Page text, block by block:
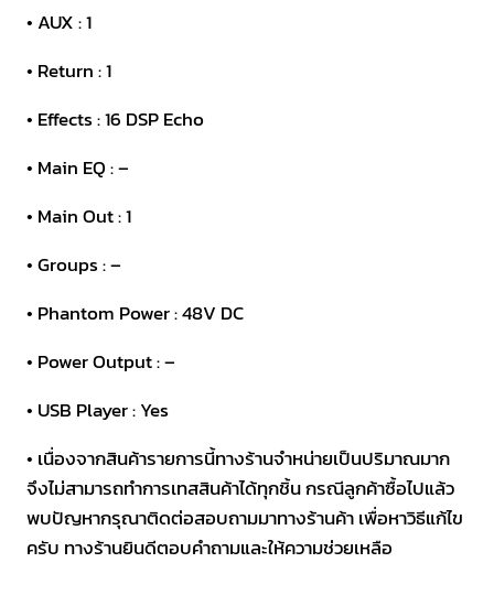
• AUX : 1
• Return : 1
• Effects : 16 DSP Echo
• Main EQ : –
• Main Out : 1
• Groups : –
• Phantom Power : 48V DC
• Power Output : –
• USB Player : Yes
• เนื่องจากสินค้ารายการนี้ทางร้านจำหน่ายเป็นปริมาณมาก
จึงไม่สามารถทำการเทสสินค้าได้ทุกชิ้น กรณีลูกค้าซื้อไปแล้ว
พบปัญหากรุณาติดต่อสอบถามมาทางร้านค้า เพื่อหาวิธีแก้ไข
ครับ ทางร้านยินดีตอบคำถามและให้ความช่วยเหลือ